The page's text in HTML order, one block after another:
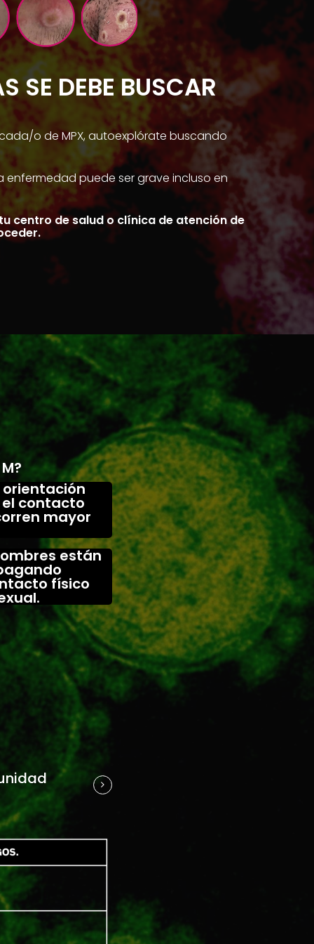
SE DEBE BUSCAR
o de MPX, autoexplórate buscando
enfermedad puede ser grave incluso en
centro de salud o clínica de atención de
contacto
mayor
están
físico